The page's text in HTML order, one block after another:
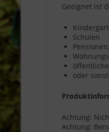
Geeignet ist
Schulen
oder
Achtung:
Achtung: